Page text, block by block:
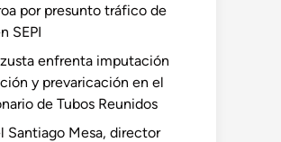
por presunto tráfico de
SEPI
enfrenta imputación
y prevaricación en el
de Tubos Reunidos
Santiago Mesa, director